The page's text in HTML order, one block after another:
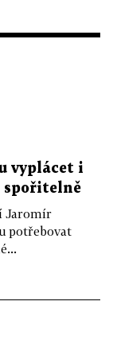
vyplácet i
spořitelně
Jaromír
potřebovat